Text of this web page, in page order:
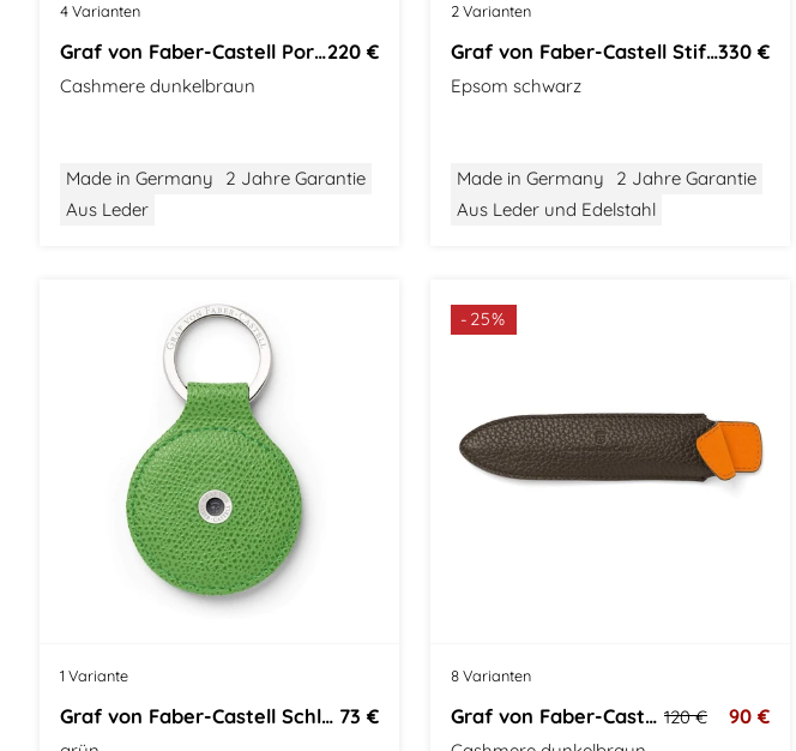
4 Varianten
Graf von Faber-Castell Portemonnaie220 €
Cashmere dunkelbraun
Made in Germany
2 Jahre Garantie
Aus Leder
2 Varianten
Graf von Faber-Castell Stiftehalter330 €
Epsom schwarz
Made in Germany
2 Jahre Garantie
Aus Leder und Edelstahl
1 Variante
Graf von Faber-Castell Schlüsselanhänger 73 €
-25%
8 Varianten
Graf von Faber-Castell Stifteetui 120 € 90 €